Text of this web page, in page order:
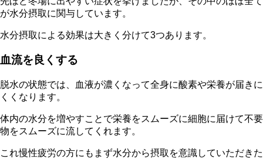
が水分摂取に関与しています。
水分摂取による効果は大きく分けて3つあります。
血流を良くする
脱水の状態では、血液が濃くなって全身に酸素や栄養が届きに
くくなります。
体内の水分を増やすことで栄養をスムーズに細胞に届けて不要
物をスムーズに流してくれます。
これ慢性疲労の方にもまず水分から摂取を意識していただきた